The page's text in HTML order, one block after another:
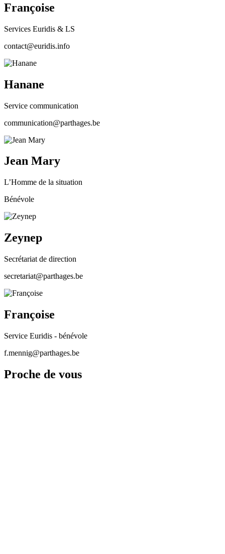
Françoise
Services Euridis & LS
contact@euridis.info
Hanane
Service communication
communication@parthages.be
Jean Mary
L’Homme de la situation
Bénévole
Zeynep
Secrétariat de direction
secretariat@parthages.be
Françoise
Service Euridis - bénévole
f.mennig@parthages.be
Proche de vous